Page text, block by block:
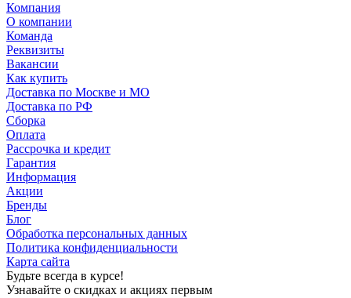
Компания
О компании
Команда
Реквизиты
Вакансии
Как купить
Доставка по Москве и МО
Доставка по РФ
Сборка
Оплата
Рассрочка и кредит
Гарантия
Информация
Акции
Бренды
Блог
Обработка персональных данных
Политика конфиденциальности
Карта сайта
Будьте всегда в курсе!
Узнавайте о скидках и акциях первым